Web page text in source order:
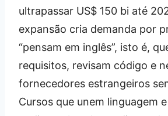
ultrapassar US$ 150 bi até
expansão cria demanda por
“pensam em inglês”, isto é,
requisitos, revisam código e
fornecedores estrangeiros
Cursos que unem linguagem